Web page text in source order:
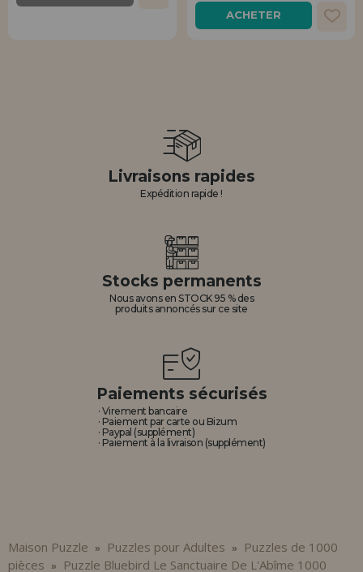
ACHETER
Livraisons rapides
Expédition rapide !
Stocks permanents
Nous avons en STOCK 95 % des
produits annoncés sur ce site
Paiements sécurisés
· Virement bancaire
· Paiement par carte ou Bizum
· Paypal (supplément)
· Paiement à la livraison (supplément)
Maison Puzzle » Puzzles pour Adultes »
Puzzles de 1000
pièces »
Puzzle Bluebird Le Sanctuaire De L'Abîme 1000